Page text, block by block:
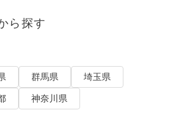
ら探す
群馬県
埼玉県
神奈川県